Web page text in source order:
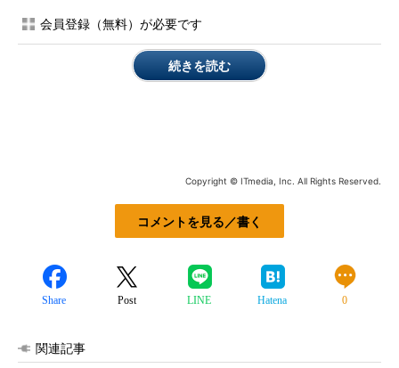
会員登録（無料）が必要です
続きを読む
Copyright © ITmedia, Inc. All Rights Reserved.
コメントを見る／書く
Share Post LINE Hatena 0
関連記事